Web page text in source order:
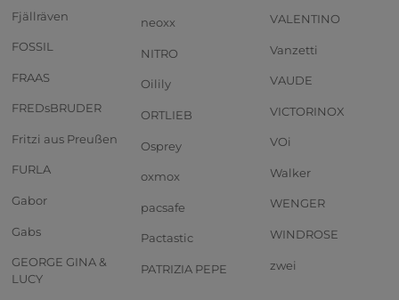
Fjällräven
FOSSIL
FRAAS
FREDsBRUDER
Fritzi aus Preußen
FURLA
Gabor
Gabs
GEORGE GINA &
LUCY
neoxx
NITRO
Oilily
ORTLIEB
Osprey
oxmox
pacsafe
Pactastic
PATRIZIA PEPE
VALENTINO
Vanzetti
VAUDE
VICTORINOX
VOi
Walker
WENGER
WINDROSE
zwei